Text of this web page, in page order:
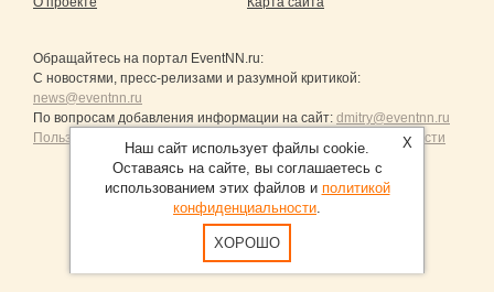
Обращайтесь на портал EventNN.ru:
С новостями, пресс-релизами и разумной критикой:
news@eventnn.ru
По вопросам добавления информации на сайт: dmitry@eventnn.ru
Пользовательское Соглашение и политика конфиденциальности
Продвижение сайтов Санкт-Петербург
X
Наш сайт использует файлы cookie.
Оставаясь на сайте, вы соглашаетесь с
использованием этих файлов и политикой
конфиденциальности.
ХОРОШО